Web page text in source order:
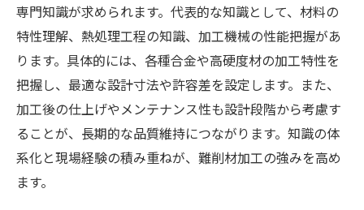
専門知識が求められます。代表的な知識として、材料の
特性理解、熱処理工程の知識、加工機械の性能把握があ
ります。具体的には、各種合金や高硬度材の加工特性を
把握し、最適な設計寸法や許容差を設定します。また、
加工後の仕上げやメンテナンス性も設計段階から考慮す
ることが、長期的な品質維持につながります。知識の体
系化と現場経験の積み重ねが、難削材加工の強みを高め
ます。